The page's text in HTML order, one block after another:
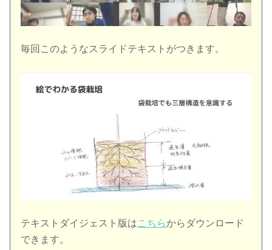
毎回このようなスライドテキストがつきます。
テキストダイジェスト版はこちらからダウンロード
できます。